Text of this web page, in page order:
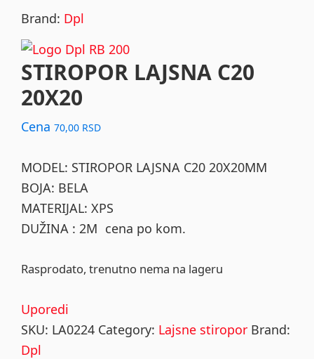
Brand: Dpl
STIROPOR LAJSNA C20
20X20
Cena 70,00 RSD
MODEL: STIROPOR LAJSNA C20 20X20MM
BOJA: BELA
MATERIJAL: XPS
DUŽINA : 2M cena po kom.
Rasprodato, trenutno nema na lageru
Uporedi
SKU: LA0224 Category: Lajsne stiropor Brand:
Dpl